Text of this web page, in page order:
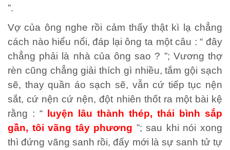
”.
Vợ của ông nghe rồi cảm thấy thật kì lạ chẳng
cách nào hiểu nổi, đáp lại ông ta một câu : “ đây
chẳng phải là nhà của ông sao ? ”; Vương thợ
rèn cũng chẳng giải thích gì nhiều, tắm gội sạch
sẽ, thay quần áo sạch sẽ, vẫn cứ tiếp tục nện
sắt, cứ nện cứ nện, đột nhiên thốt ra một bài kệ
rằng : “
luyện lâu thành thép, thái bình sắp
gần, tôi vãng tây phương ”; sau khi nói xong
thì đứng vãng sanh rồi, đấy mới là sự sanh tử tự